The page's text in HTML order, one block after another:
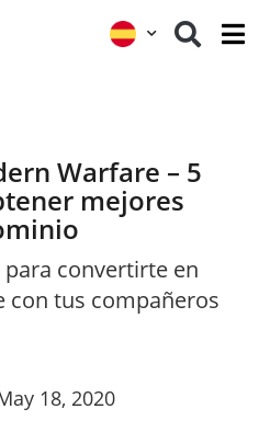
Warfare – 5
mejores
para convertirte en
con tus compañeros
18, 2020